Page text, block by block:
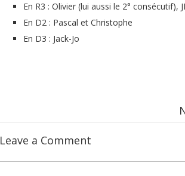
En R3 : Olivier (lui aussi le 2° consécutif),
En D2 : Pascal et Christophe
En D3 : Jack-Jo
Leave a Comment